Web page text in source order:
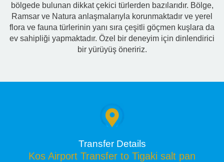
bölgede bulunan dikkat çekici türlerden bazılarıdır. Bölge,
Ramsar ve Natura anlaşmalarıyla korunmaktadır ve yerel
flora ve fauna türlerinin yanı sıra çeşitli göçmen kuşlara da
ev sahipliği yapmaktadır. Özel bir deneyim için dinlendirici
bir yürüyüş öneririz.
Transfer Details
Kos Airport Transfer to Tigaki salt pan